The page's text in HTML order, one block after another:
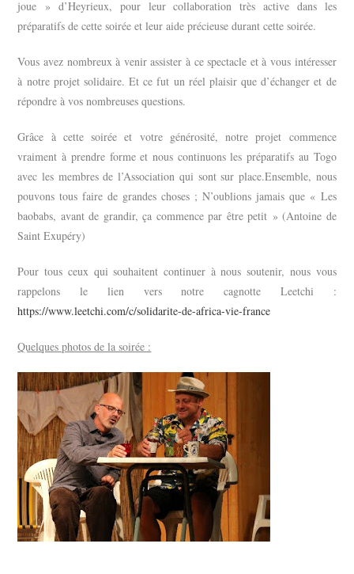
joue » d’Heyrieux, pour leur collaboration très active dans les
préparatifs de cette soirée et leur aide précieuse durant cette soirée.
Vous avez nombreux à venir assister à ce spectacle et à vous intéresser
à notre projet solidaire.Et ce fut un réel plaisir que d’échanger et de
répondre à vos nombreuses questions.
Grâce à cette soirée et votre générosité, notre projet commence
vraiment à prendre forme et nous continuons les préparatifs au Togo
avec les membres de l’Association qui sont sur place.Ensemble, nous
pouvons tous faire de grandes choses ; N’oublions jamais que « Les
baobabs, avant de grandir, ça commence par être petit » (Antoine de
Saint Exupéry)
Pour tous ceux qui souhaitent continuer à nous soutenir, nous vous
rappelons le lien vers notre cagnotte Leetchi :
https://www.leetchi.com/c/solidarite-de-africa-vie-france
Quelques photos de la soirée :